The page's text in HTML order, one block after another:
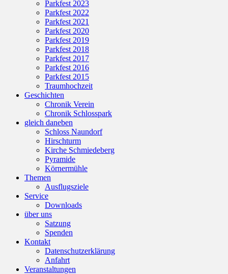
Parkfest 2023
Parkfest 2022
Parkfest 2021
Parkfest 2020
Parkfest 2019
Parkfest 2018
Parkfest 2017
Parkfest 2016
Parkfest 2015
Traumhochzeit
Geschichten
Chronik Verein
Chronik Schlosspark
gleich daneben
Schloss Naundorf
Hirschturm
Kirche Schmiedeberg
Pyramide
Körnermühle
Themen
Ausflugsziele
Service
Downloads
über uns
Satzung
Spenden
Kontakt
Datenschutzerklärung
Anfahrt
Veranstaltungen